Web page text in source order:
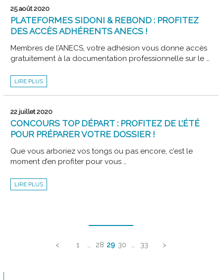
25 août 2020
PLATEFORMES SIDONI & REBOND : PROFITEZ
DES ACCÈS ADHÉRENTS ANECS !
Membres de l’ANECS, votre adhésion vous donne accès
gratuitement à la documentation professionnelle sur le …
PLATEFORMES
SIDONI
REBOND
PROFITEZ
DES
ACCÈS
ADHÉRENTS
ANECS
LIRE PLUS
22 juillet 2020
CONCOURS TOP DÉPART : PROFITEZ DE L’ÉTÉ
POUR PRÉPARER VOTRE DOSSIER !
Que vous arboriez vos tongs ou pas encore, c’est le
moment d’en profiter pour vous …
CONCOURS
TOP
LIRE PLUS
articles
< 1 28 29 30 33 >